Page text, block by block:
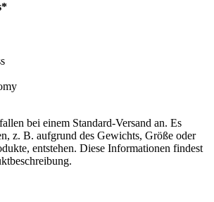
bei einem Standard-Versand an. Es
z. B. aufgrund des Gewichts, Größe oder
entstehen. Diese Informationen findest